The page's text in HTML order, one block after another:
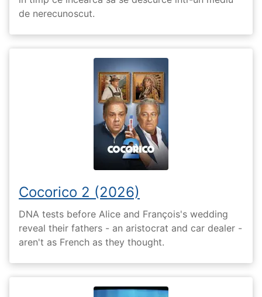
de nerecunoscut.
Cocorico 2 (2026)
DNA tests before Alice and François's wedding
reveal their fathers - an aristocrat and car dealer -
aren't as French as they thought.